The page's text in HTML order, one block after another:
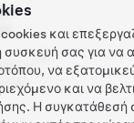
και
σας για να
να
και να
Η συγκατάθεσή